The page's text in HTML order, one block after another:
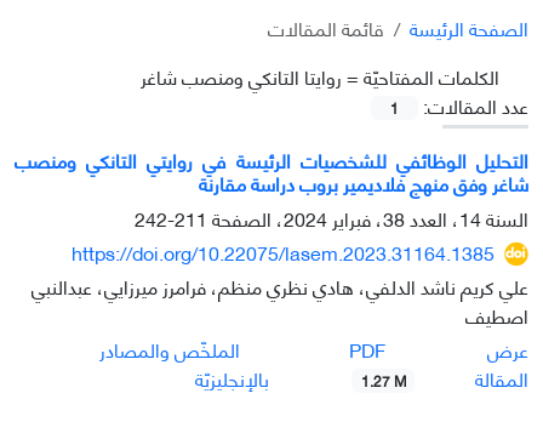
الصفحة الرئيسة
قائمة المقالات
الکلمات المفتاحيّة =روايتا التانكي ومنصب شاغر
عدد المقالات:
1
التحليل الوظائفي للشخصيات الرئيسة في روايتي التانكي ومنصب
شاغر وفق منهج فلاديمير بروب دراسة مقارنة
السنة 14، العدد 38، فبراير 2024، الصفحة
211-242
https://doi.org/10.22075/lasem.2023.31164.1385
علي كريم ناشد الدلفي، هادي نظري منظم، فرامرز ميرزايي، عبدالنبي
اصطيف
عرض
المقالة
1.27 M
الملخّص والمصادر
بالإنجليزيّة